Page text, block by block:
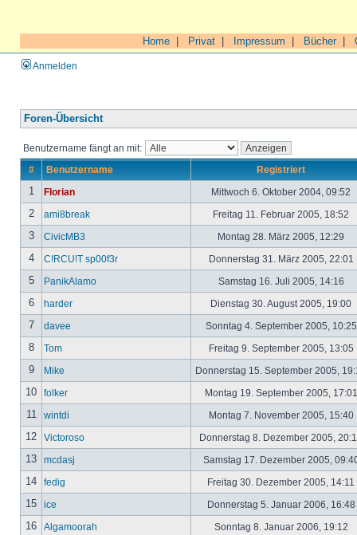
Home Privat Impressum Bücher|
Anmelden
Foren-Übersicht
Benutzername fängt an mit:
# Benutzername Registriert
1 Florian Mittwoch 6. Oktober 2004, 09:52
2 ami8break Freitag 11. Februar 2005, 18:52
3 CivicMB3 Montag 28. März 2005, 12:29
4 C!RCU!T sp00f3r Donnerstag 31. März 2005, 22:01
5 PanikAlamo Samstag 16. Juli 2005, 14:16
6 harder Dienstag 30. August 2005, 19:00
7 davee Sonntag 4. September 2005,
8 Tom Freitag 9. September 2005, 13:05
9 Mike Donnerstag 15. September 2005,
10 folker Montag 19. September 2005,
11 wintdi Montag 7. November 2005, 15:40
12 Victoroso Donnerstag 8. Dezember 2005,
13 mcdasj Samstag 17. Dezember 2005,
14 fedig Freitag 30. Dezember 2005, 14:11
15 ice Donnerstag 5. Januar 2006, 16:48
16 Algamoorah Sonntag 8. Januar 2006, 19:12